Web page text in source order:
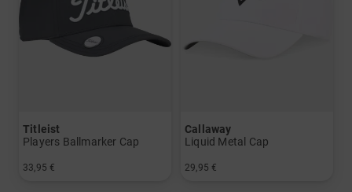
Titleist
Players Ballmarker Cap
33,95 €
Callaway
Liquid Metal Cap
29,95 €